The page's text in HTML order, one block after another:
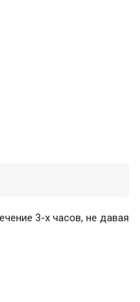
3-х часов, не давая